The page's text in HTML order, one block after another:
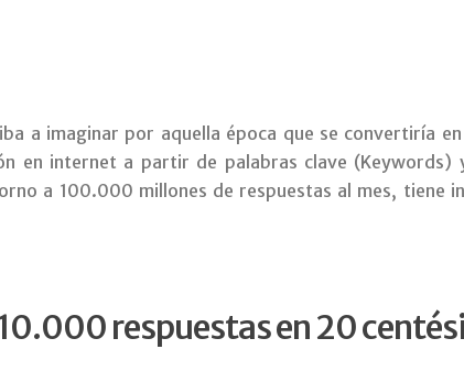
a imaginar por aquella época que se convertiría
en internet a partir de palabras clave
a 100.000 millones de respuestas al mes, tiene
respuestas en 20